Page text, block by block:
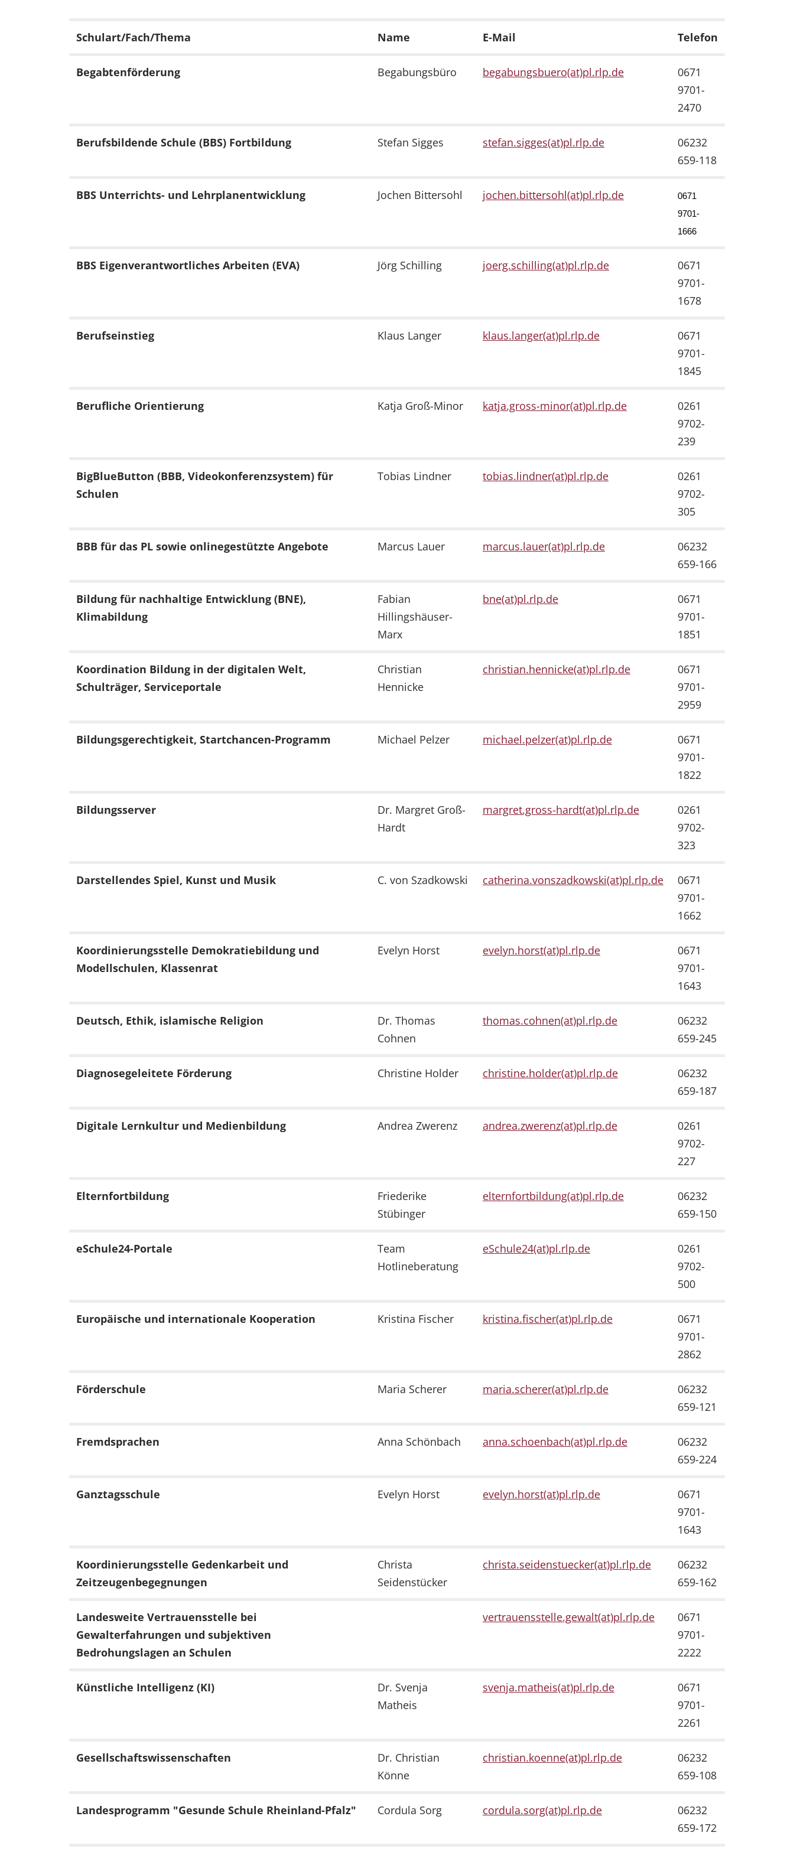
Schulart/Fach/Thema Name E-Mail Telefon
Begabtenförderung Begabungsbüro begabungsbuero(at)pl.rlp.de
0671
9701-
2470
Berufsbildende Schule (BBS) Fortbildung Stefan Sigges stefan.sigges(at)pl.rlp.de
06232
659-118
BBS Unterrichts- und Lehrplanentwicklung Jochen Bittersohl jochen.bittersohl(at)pl.rlp.de
0671
9701-
1666
BBS Eigenverantwortliches Arbeiten (EVA) Jörg Schilling joerg.schilling(at)pl.rlp.de
0671
9701-
1678
Berufseinstieg Klaus Langer klaus.langer(at)pl.rlp.de
0671
9701-
1845
Berufliche Orientierung Katja Groß-Minor katja.gross-minor(at)pl.rlp.de
0261
9702-
239
BigBlueButton (BBB, Videokonferenzsystem) für
Schulen
Tobias Lindner tobias.lindner(at)pl.rlp.de
0261
9702-
305
BBB für das PL sowie onlinegestützte Angebote Marcus Lauer marcus.lauer(at)pl.rlp.de
06232
659-166
Bildung für nachhaltige Entwicklung (BNE),
Klimabildung
Fabian
Hillingshäuser-
Marx
bne(at)pl.rlp.de
0671
9701-
1851
Koordination Bildung in der digitalen Welt,
Schulträger, Serviceportale
Christian
Hennicke
christian.hennicke(at)pl.rlp.de
0671
9701-
2959
Bildungsgerechtigkeit, Startchancen-Programm Michael Pelzer michael.pelzer(at)pl.rlp.de
0671
9701-
1822
Bildungsserver
Dr. Margret Groß-
Hardt
margret.gross-hardt(at)pl.rlp.de
0261
9702-
323
Darstellendes Spiel, Kunst und Musik C. von Szadkowski catherina.vonszadkowski(at)pl.rlp.de
0671
9701-
1662
Koordinierungsstelle Demokratiebildung und
Modellschulen, Klassenrat
Evelyn Horst evelyn.horst(at)pl.rlp.de
0671
9701-
1643
Deutsch, Ethik, islamische Religion
Dr. Thomas
Cohnen
thomas.cohnen(at)pl.rlp.de
06232
659-245
Diagnosegeleitete Förderung Christine Holder christine.holder(at)pl.rlp.de
06232
659-187
Digitale Lernkultur und Medienbildung Andrea Zwerenz andrea.zwerenz(at)pl.rlp.de
0261
9702-
227
Elternfortbildung
Friederike
Stübinger
elternfortbildung(at)pl.rlp.de
06232
659-150
eSchule24-Portale
Team
Hotlineberatung
eSchule24(at)pl.rlp.de
0261
9702-
500
Europäische und internationale Kooperation Kristina Fischer kristina.fischer(at)pl.rlp.de
0671
9701-
2862
Förderschule Maria Scherer maria.scherer(at)pl.rlp.de
06232
659-121
Fremdsprachen Anna Schönbach anna.schoenbach(at)pl.rlp.de
06232
659-224
Ganztagsschule Evelyn Horst evelyn.horst(at)pl.rlp.de
0671
9701-
1643
Koordinierungsstelle Gedenkarbeit und
Zeitzeugenbegegnungen
Christa
Seidenstücker
christa.seidenstuecker(at)pl.rlp.de
06232
659-162
Landesweite Vertrauensstelle bei
Gewalterfahrungen und subjektiven
Bedrohungslagen an Schulen
vertrauensstelle.gewalt(at)pl.rlp.de
0671
9701-
2222
Künstliche Intelligenz (KI)
Dr. Svenja
Matheis
svenja.matheis(at)pl.rlp.de
0671
9701-
2261
Gesellschaftswissenschaften
Dr. Christian
Könne
christian.koenne(at)pl.rlp.de
06232
659-108
Landesprogramm "Gesunde Schule Rheinland-Pfalz" Cordula Sorg cordula.sorg(at)pl.rlp.de
06232
659-172